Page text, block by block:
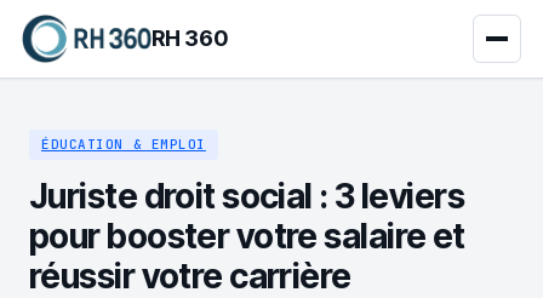
RH 360
ÉDUCATION & EMPLOI
Juriste droit social : 3 leviers
pour booster votre salaire et
réussir votre carrière